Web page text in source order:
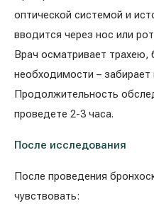
оптической системой и
вводится через нос или
Врач осматривает трахею,
необходимости –
Продолжительность
проведете 2-3 часа.
После исследования
После проведения
чувствовать: